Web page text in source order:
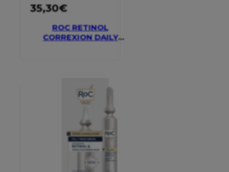
35,30€
ROC RETINOL
CORREXION DAILY